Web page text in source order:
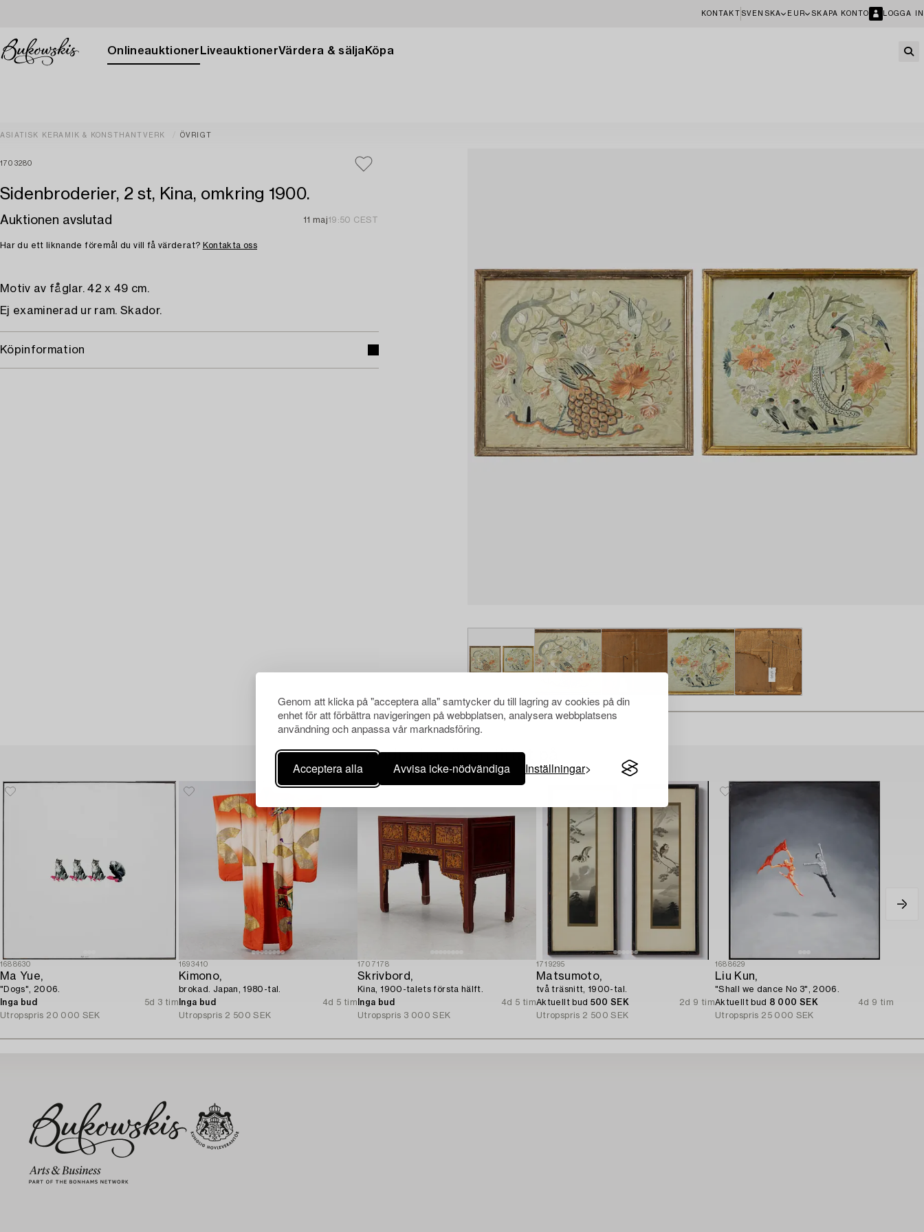
Genom att klicka på "acceptera alla" samtycker du till lagring av cookies på din
enhet för att förbättra navigeringen på webbplatsen, analysera webbplatsens
användning och anpassa vår marknadsföring.
Acceptera alla Avvisa icke-nödvändiga Inställningar
KONTAKT SVENSKA EUR SKAPA KONTO LOGGA IN
Onlineauktioner LiveauktionerVärdera & sälja Köpa
ASIATISK KERAMIK & KONSTHANTVERK ÖVRIGT
1703280
Sidenbroderier, 2 st, Kina, omkring 1900.
Auktionen avslutad 11 maj19:50 CEST
Har du ett liknande föremål du vill få värderat? Kontakta oss
Motiv av fåglar. 42 x 49 cm.
Ej examinerad ur ram. Skador.
Köpinformation
Andra har även tittat på
1688630
Ma Yue,
"Dogs", 2006.
Inga bud
5d 3 tim
Utropspris 20 000 SEK
1693410
Kimono,
brokad. Japan, 1980-tal.
Inga bud
4d 5 tim
Utropspris 2 500 SEK
1707178
Skrivbord,
Kina, 1900-talets första hälft.
Inga bud
4d 5 tim
Utropspris 3 000 SEK
1719295
Matsumoto,
två träsnitt, 1900-tal.
Aktuellt bud 500 SEK
2d 9 tim
Utropspris 2 500 SEK
1688629
Liu Kun,
"Shall we dance No 3", 2006.
Aktuellt bud 8 000 SEK
4d 9 tim
Utropspris 25 000 SEK